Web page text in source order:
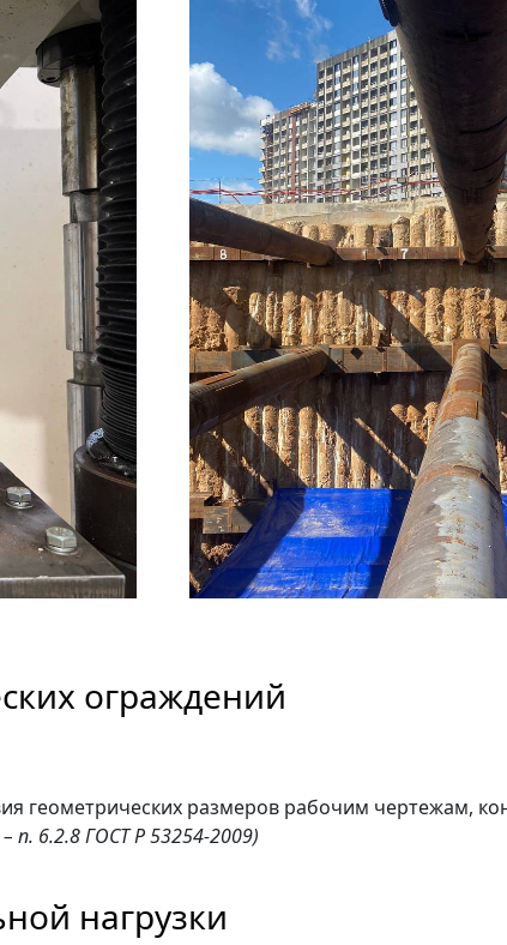
ограждений
геометрических размеров рабочим чертежам,
п. 6.2.8 ГОСТ Р 53254-2009)
нагрузки